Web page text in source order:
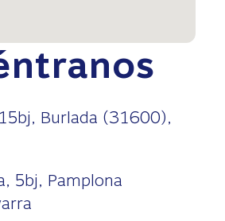
Burlada (31600),
5bj, Pamplona